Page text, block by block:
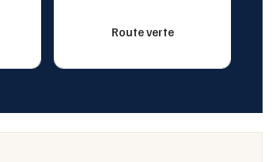
Route verte